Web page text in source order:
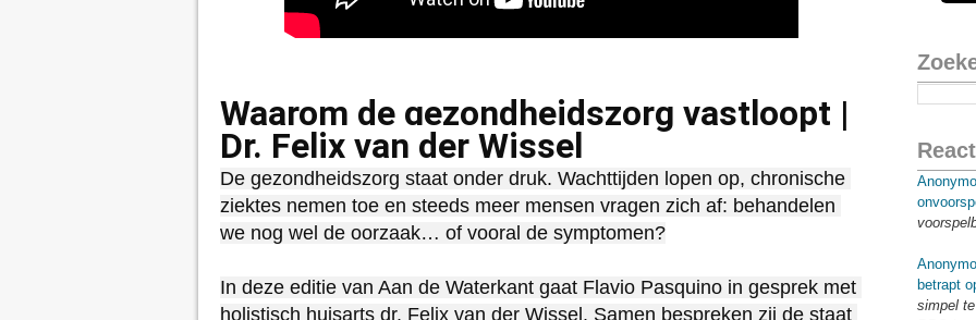
Waarom de gezondheidszorg vastloopt |
Dr. Felix van der Wissel
De gezondheidszorg staat onder druk. Wachttijden lopen op, chronische
ziektes nemen toe en steeds meer mensen vragen zich af: behandelen
we nog wel de oorzaak… of vooral de symptomen?
In deze editie van Aan de Waterkant gaat Flavio Pasquino in gesprek met
holistisch huisarts dr. Felix van der Wissel. Samen bespreken zij de staat
betrapt
simpel